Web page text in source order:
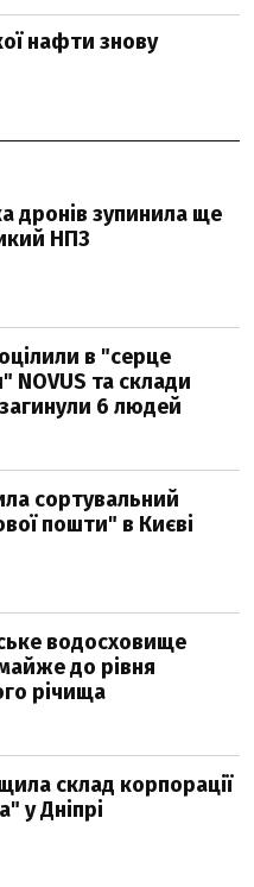
нафти знову
дронів зупинила ще
НПЗ
в "серце
NOVUS та склади
6 людей
сортувальний
пошти" в Києві
водосховище
до рівня
річища
склад корпорації
у Дніпрі